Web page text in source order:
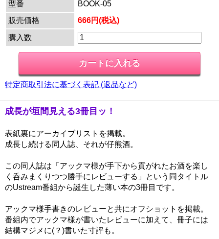
型番
BOOK-05
販売価格
666円(税込)
購入数
特定商取引法に基づく表記 (返品など)
成長が垣間見える3冊目ッ！
表紙裏にアーカイブリストを掲載。
成長し続ける同人誌、それが仔熊酒。
この同人誌は「アックマ様が手下から貢がれたお酒を楽し
く呑みまくりつつ勝手にレビューする」という同タイトル
のUstream番組から誕生した薄い本の3冊目です。
アックマ様手書きのレビューと共にオフショットを掲載。
番組内でアックマ様が書いたレビューに加えて、冊子には
結構マジメに(？)書いた寸評も。